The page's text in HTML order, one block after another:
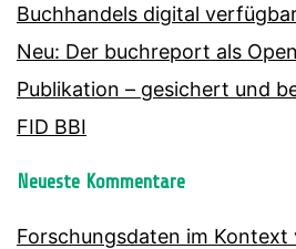
Buchhandels digital
Neu: Der buchreport als
Publikation – gesichert und
FID BBI
Neueste Kommentare
Forschungsdaten im Kontext